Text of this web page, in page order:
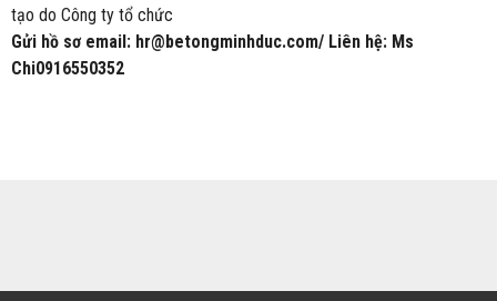
tạo do Công ty tổ chức
Gửi hồ sơ email: hr@betongminhduc.com/ Liên hệ: Ms
Chi0916550352